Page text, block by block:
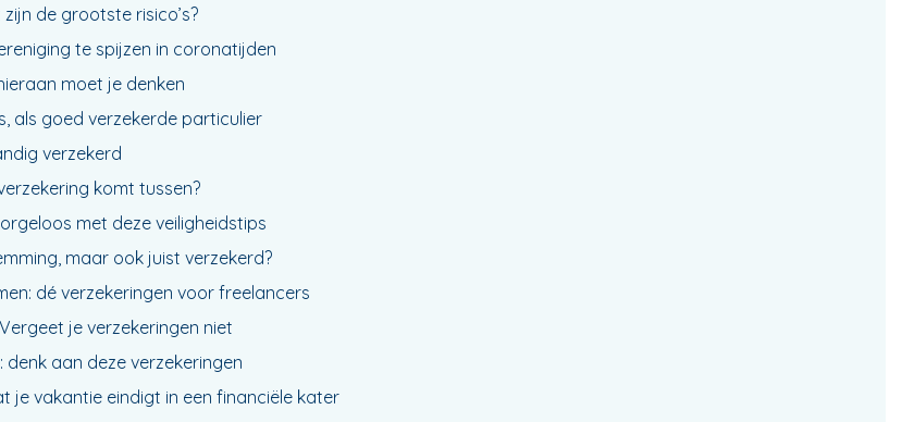
de grootste risico’s?
te spijzen in coronatijden
moet je denken
als goed verzekerde particulier
verzekerd
komt tussen?
met deze veiligheidstips
maar ook juist verzekerd?
dé verzekeringen voor freelancers
je verzekeringen niet
aan deze verzekeringen
je vakantie eindigt in een financiële kater